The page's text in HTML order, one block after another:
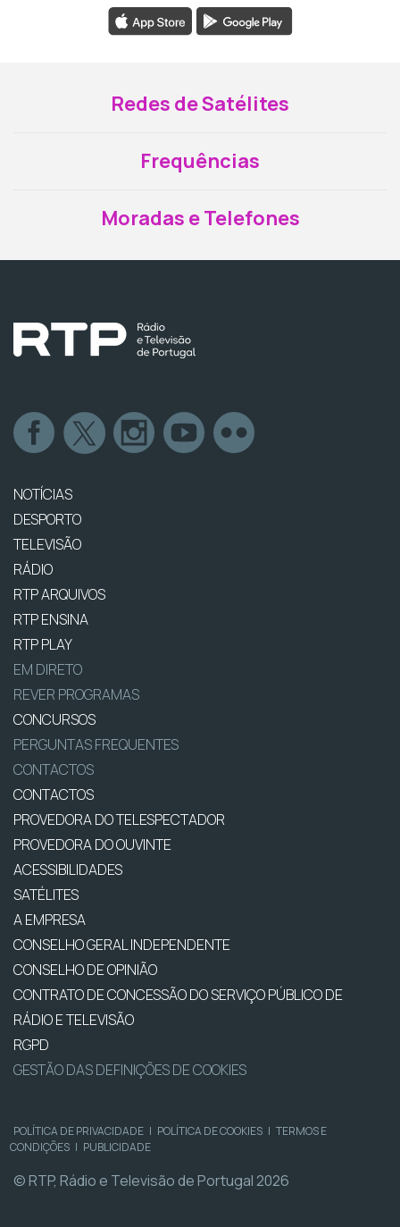
Redes de Satélites
Frequências
Moradas e Telefones
NOTÍCIAS
DESPORTO
TELEVISÃO
RÁDIO
RTP ARQUIVOS
RTP ENSINA
RTP PLAY
EM DIRETO
REVER PROGRAMAS
CONCURSOS
PERGUNTAS FREQUENTES
CONTACTOS
CONTACTOS
PROVEDORA DO TELESPECTADOR
PROVEDORA DO OUVINTE
ACESSIBILIDADES
SATÉLITES
A EMPRESA
CONSELHO GERAL INDEPENDENTE
CONSELHO DE OPINIÃO
CONTRATO DE CONCESSÃO DO SERVIÇO PÚBLICO DE
RÁDIO E TELEVISÃO
RGPD
GESTÃO DAS DEFINIÇÕES DE COOKIES
POLÍTICA DE PRIVACIDADE | POLÍTICA DE COOKIES | TERMOS E
CONDIÇÕES | PUBLICIDADE
© RTP, Rádio e Televisão de Portugal 2026